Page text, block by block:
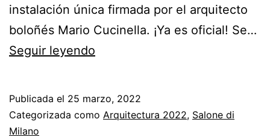
instalación única firmada por el arquitecto
boloñés Mario Cucinella. ¡Ya es oficial! Se…
Seguir leyendo
el
Publicada el 25 marzo, 2022
Categorizada como Arquitectura 2022, Salone di
Milano